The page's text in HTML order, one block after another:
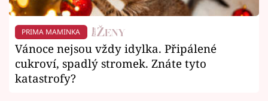
PRIMA MAMINKA
Vánoce nejsou vždy idylka. Připálené
cukroví, spadlý stromek. Znáte tyto
katastrofy?